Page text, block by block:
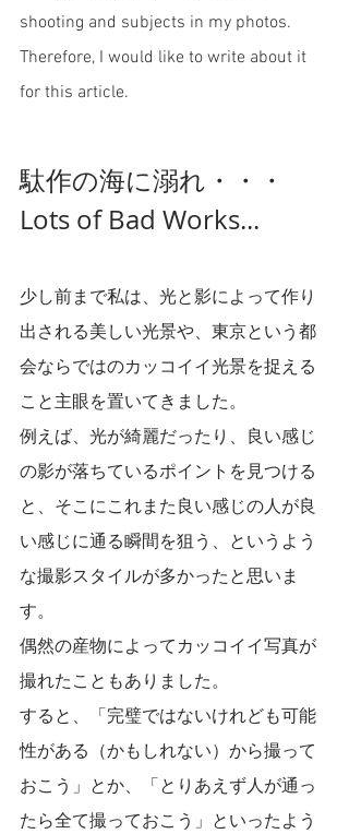
shooting and subjects in my photos.
Therefore, I would like to write about it
for this article.
駄作の海に溺れ・・・
Lots of Bad Works...
少し前まで私は、光と影によって作り
出される美しい光景や、東京という都
会ならではのカッコイイ光景を捉える
こと主眼を置いてきました。
例えば、光が綺麗だったり、良い感じ
の影が落ちているポイントを見つける
と、そこにこれまた良い感じの人が良
い感じに通る瞬間を狙う、というよう
な撮影スタイルが多かったと思いま
す。
偶然の産物によってカッコイイ写真が
撮れたこともありました。
すると、「完璧ではないけれども可能
性がある（かもしれない）から撮って
おこう」とか、「とりあえず人が通っ
たら全て撮っておこう」といったよう